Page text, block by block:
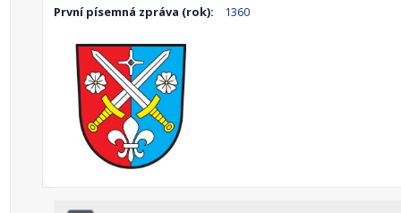
První písemná zpráva (rok):
1360